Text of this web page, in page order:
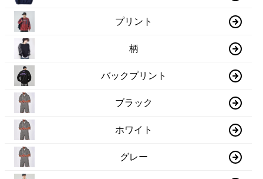
プリント
柄
バックプリント
ブラック
ホワイト
グレー